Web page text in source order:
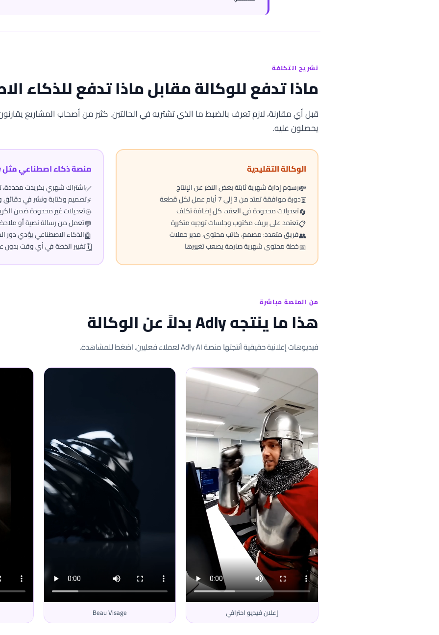
تشريح التكلفة
ماذا تدفع للوكالة مقابل ماذا تدفع للذكاء
قبل أي مقارنة، لازم تعرف بالضبط ما الذي تشتريه في الحالتين. كثير من أصحاب المشاريع
يحصلون عليه.
الوكالة التقليدية
💸رسوم إدارة شهرية ثابتة بغض النظر عن الإنتاج
⏳دورة موافقة تمتد من 3 إلى 7 أيام عمل لكل قطعة
🔄تعديلات محدودة في العقد، كل إضافة تكلف
📋تعتمد على بريف مكتوب وجلسات توجيه متكررة
👥فريق متعدد: مصمم، كاتب محتوى، مدير حملات
📅خطة محتوى شهرية صارمة يصعب تغييرها
منصة ذكاء اصطناعي مثل Adly
✅اشتراك شهري بكريدت محددة،
⚡تصميم وكتابة ونشر في دقائق
♾️تعديلات غير محدودة ضمن
💬تعمل من رسالة نصية أو
🤖الذكاء الاصطناعي يؤدي دور
🗓️تغيير الخطة في أي وقت بدون
من المنصة مباشرة
هذا ما ينتجه Adly بدلاً عن الوكالة
فيديوهات إعلانية حقيقية أنتجتها منصة Adly AI لعملاء فعليين. اضغط للمشاهدة.
إعلان فيديو احترافي Beau Visage